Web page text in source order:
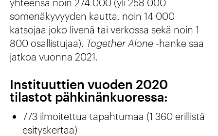
somenäkyvyyden kautta, noin 14 000
katsojaa joko livenä tai verkossa sekä noin 1
800 osallistujaa). Together Alone -hanke saa
jatkoa vuonna 2021.
Instituuttien vuoden 2020
tilastot pähkinänkuoressa:
773 ilmoitettua tapahtumaa (1 360 erillistä
esityskertaa)